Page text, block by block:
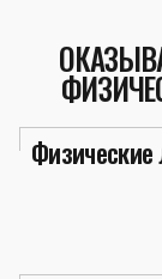
Физические